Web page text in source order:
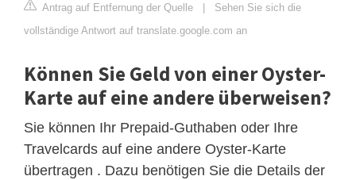
Antrag auf Entfernung der Quelle
Sehen Sie sich die
vollständige Antwort auf translate.google.com an
Können Sie Geld von einer Oyster-
Karte auf eine andere überweisen?
Sie können Ihr Prepaid-Guthaben oder Ihre
Travelcards auf eine andere Oyster-Karte
übertragen . Dazu benötigen Sie die Details der